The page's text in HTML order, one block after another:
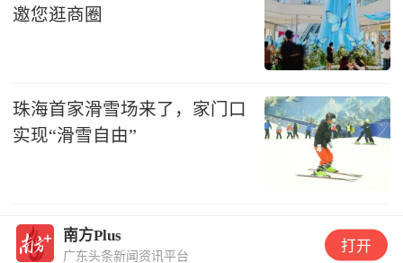
邀您逛商圈
珠海首家滑雪场来了，家门口
实现“滑雪自由”
南方Plus
广东头条新闻资讯平台
打开